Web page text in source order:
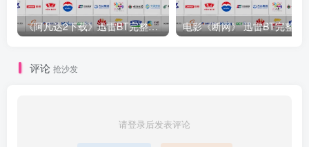
《阿凡达2下载》迅雷BT完整资源[DB-1280P／3.623GB／MKV国语
评论 抢沙发
请登录后发表评论